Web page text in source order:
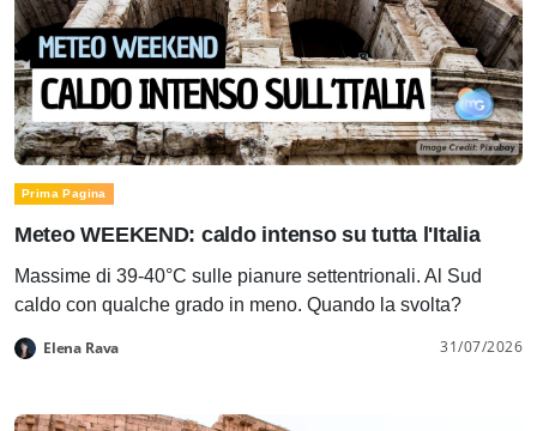
Prima Pagina
Meteo WEEKEND: caldo intenso su tutta l'Italia
Massime di 39-40°C sulle pianure settentrionali. Al Sud
caldo con qualche grado in meno. Quando la svolta?
Elena Rava 31/07/2026